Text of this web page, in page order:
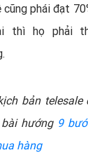
phái đạt
thì họ phải
bản telesale
hướng 9
hàng